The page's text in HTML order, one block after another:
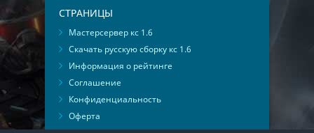
СТРАНИЦЫ
Мастерсервер кс 1.6
Скачать русскую сборку кс 1.6
Информация о рейтинге
Соглашение
Конфиденциальность
Оферта